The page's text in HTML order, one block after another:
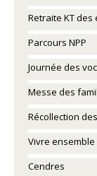
Retraite KT des
Parcours NPP
Journée des
Messe des
Récollection
Vivre ensemble
Cendres